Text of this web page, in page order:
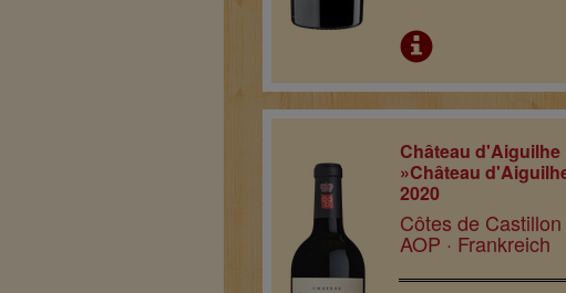
Château d'Aiguilhe
»Château
2020
Côtes de Castillon
AOP · Frankreich